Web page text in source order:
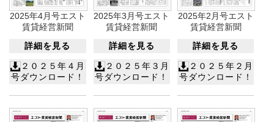
2025年4月号エスト
賃貸経営新聞
詳細を見る
２０２５年４月
号ダウンロード！
2025年3月号エスト
賃貸経営新聞
詳細を見る
２０２５年３月
号ダウンロード！
2025年2月号エスト
賃貸経営新聞
詳細を見る
２０２５年２月
号ダウンロード！